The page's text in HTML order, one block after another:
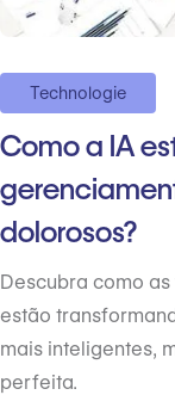
Technologie
Como a IA
dolorosos?
Descubra como
estão
mais inteligentes,
perfeita.